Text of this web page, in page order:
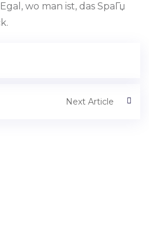
wo man ist, das SpaГџ
Next Article